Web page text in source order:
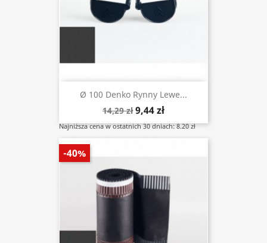
Ø 100 Denko Rynny Lewe...
14,29 zł 9,44 zł
Najniższa cena w ostatnich 30 dniach: 8.20 zł
-40%